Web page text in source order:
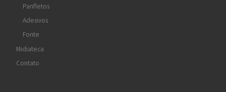
Panfletos
Adesivos
Fonte
Midiateca
Contato